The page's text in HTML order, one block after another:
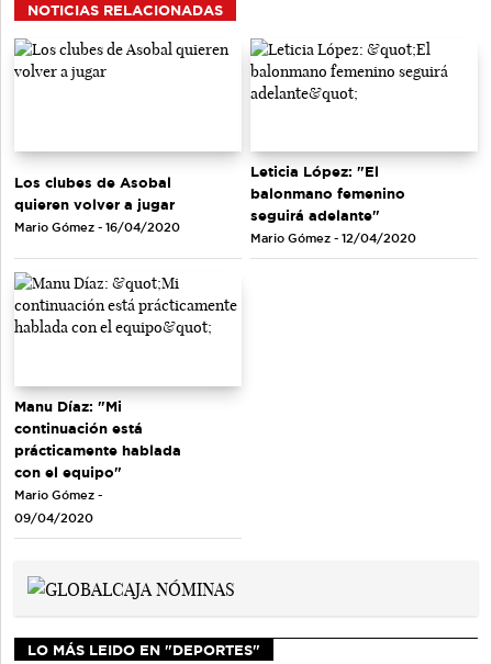
NOTICIAS RELACIONADAS
Los clubes de Asobal
quieren volver a jugar
Mario Gómez - 16/04/2020
Leticia López: "El
balonmano femenino
seguirá adelante"
Mario Gómez - 12/04/2020
Manu Díaz: "Mi
continuación está
prácticamente hablada
con el equipo"
Mario Gómez -
09/04/2020
LO MÁS LEIDO EN "DEPORTES"